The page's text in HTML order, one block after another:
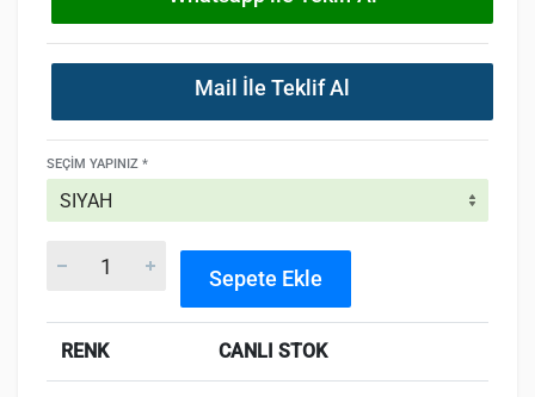
Mail İle Teklif Al
SEÇIM YAPINIZ *
Sepete Ekle
RENK CANLI STOK